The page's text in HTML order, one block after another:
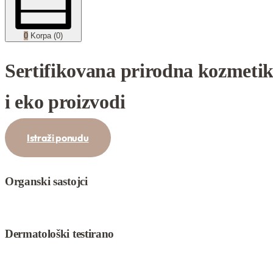
0 Korpa (0)
Sertifikovana prirodna
i eko proizvodi
Istraži ponudu
Organski sastojci
Dermatološki testirano